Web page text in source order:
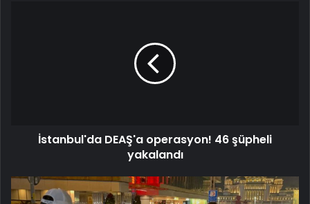
İstanbul'da DEAŞ'a operasyon! 46 şüpheli
yakalandı
İstanbul
polisinden